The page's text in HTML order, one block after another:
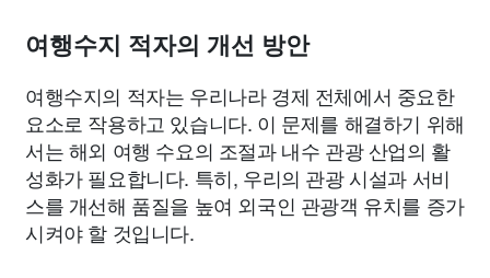
여행수지 적자의 개선 방안
여행수지의 적자는 우리나라 경제 전체에서 중요한
요소로 작용하고 있습니다. 이 문제를 해결하기 위해
서는 해외 여행 수요의 조절과 내수 관광 산업의 활
성화가 필요합니다. 특히, 우리의 관광 시설과 서비
스를 개선해 품질을 높여 외국인 관광객 유치를 증가
시켜야 할 것입니다.